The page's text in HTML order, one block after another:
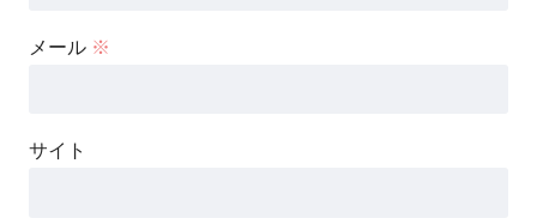
メール ※
サイト